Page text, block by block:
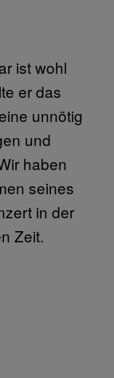
ist wohl
er das
unnötig
und
haben
seines
in der
Zeit.